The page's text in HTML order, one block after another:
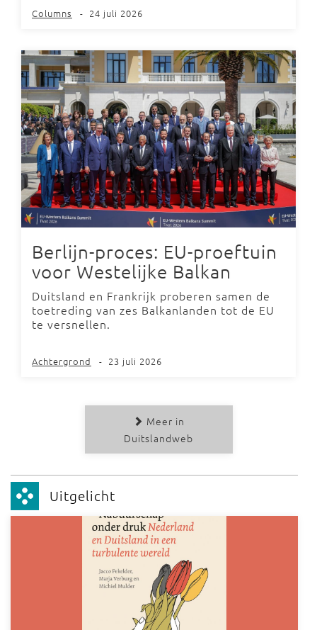
Columns - 24 juli 2026
Berlijn-proces: EU-proeftuin
voor Westelijke Balkan
Duitsland en Frankrijk proberen samen de
toetreding van zes Balkanlanden tot de EU
te versnellen.
Achtergrond - 23 juli 2026
Meer in
Duitslandweb
Uitgelicht